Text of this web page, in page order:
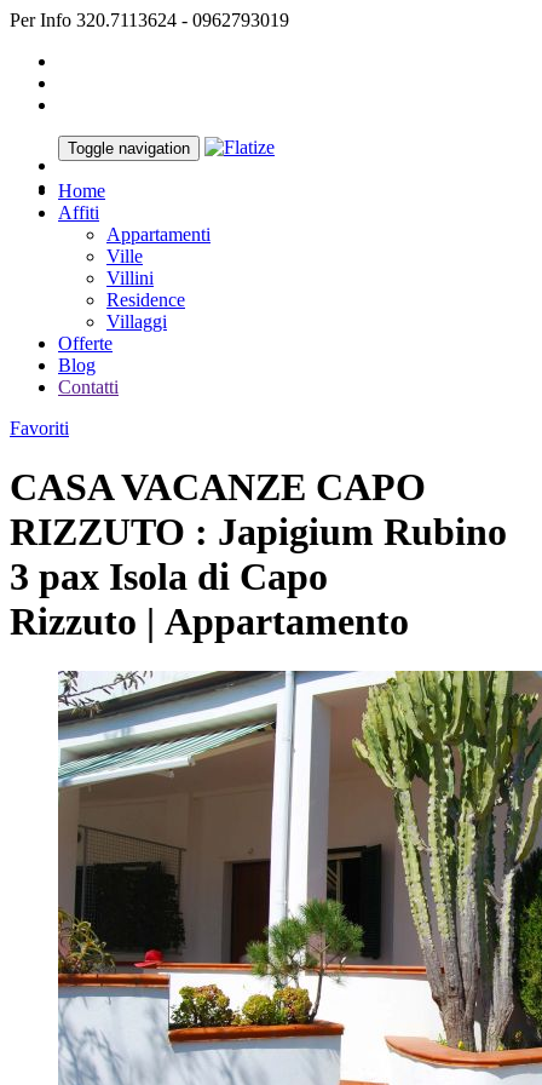
Per Info 320.7113624 - 0962793019
Toggle navigation
Home
Affiti
Appartamenti
Ville
Villini
Residence
Villaggi
Offerte
Blog
Contatti
Favoriti
CASA VACANZE CAPO
RIZZUTO : Japigium Rubino
3 pax Isola di Capo
Rizzuto | Appartamento